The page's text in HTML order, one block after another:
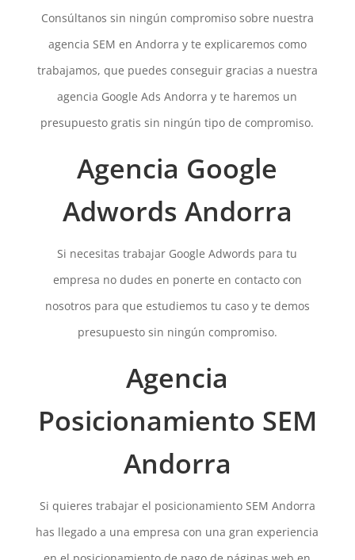
Consúltanos sin ningún compromiso sobre nuestra
agencia SEM en Andorra y te explicaremos como
trabajamos, que puedes conseguir gracias a nuestra
agencia Google Ads Andorra y te haremos un
presupuesto gratis sin ningún tipo de compromiso.
Agencia Google
Adwords Andorra
Si necesitas trabajar Google Adwords para tu
empresa no dudes en ponerte en contacto con
nosotros para que estudiemos tu caso y te demos
presupuesto sin ningún compromiso.
Agencia
Posicionamiento SEM
Andorra
Si quieres trabajar el posicionamiento SEM Andorra
has llegado a una empresa con una gran experiencia